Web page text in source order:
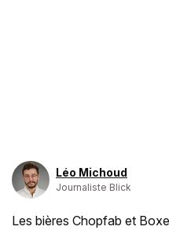
Léo Michoud
Journaliste Blick
Les bières Chopfab et